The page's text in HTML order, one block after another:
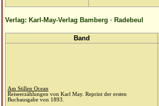
Verlag: Karl-May-Verlag Bamberg · Radebeul
Band
Am Stillen Ocean
Reiseerzählungen von Karl May. Reprint der ersten
Buchausgabe von 1893.